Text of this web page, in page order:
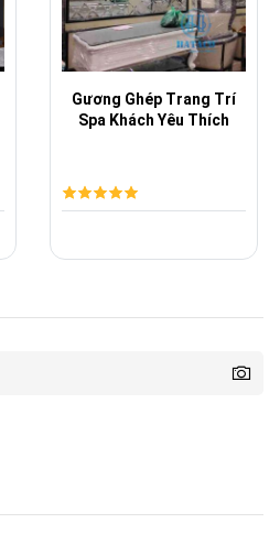
Gương Ghép Trang Trí
Spa Khách Yêu Thích